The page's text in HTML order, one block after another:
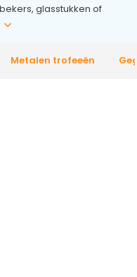
glasstukken of
Metalen trofeeën